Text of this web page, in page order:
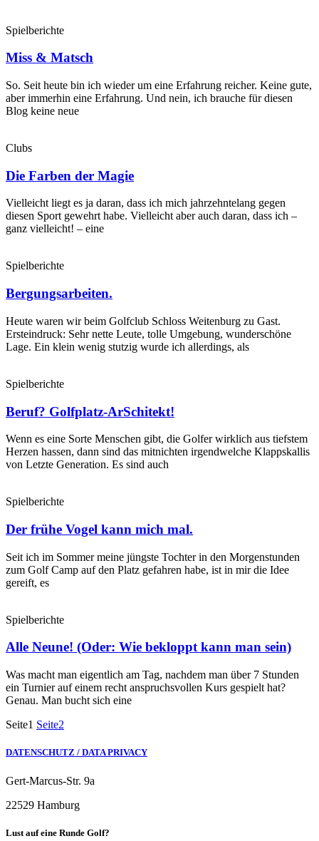
Spielberichte
Miss & Matsch
So. Seit heute bin ich wieder um eine Erfahrung reicher. Keine gute,
aber immerhin eine Erfahrung. Und nein, ich brauche für diesen
Blog keine neue
Clubs
Die Farben der Magie
Vielleicht liegt es ja daran, dass ich mich jahrzehntelang gegen
diesen Sport gewehrt habe. Vielleicht aber auch daran, dass ich –
ganz vielleicht! – eine
Spielberichte
Bergungsarbeiten.
Heute waren wir beim Golfclub Schloss Weitenburg zu Gast.
Ersteindruck: Sehr nette Leute, tolle Umgebung, wunderschöne
Lage. Ein klein wenig stutzig wurde ich allerdings, als
Spielberichte
Beruf? Golfplatz-ArSchitekt!
Wenn es eine Sorte Menschen gibt, die Golfer wirklich aus tiefstem
Herzen hassen, dann sind das mitnichten irgendwelche Klappskallis
von Letzte Generation. Es sind auch
Spielberichte
Der frühe Vogel kann mich mal.
Seit ich im Sommer meine jüngste Tochter in den Morgenstunden
zum Golf Camp auf den Platz gefahren habe, ist in mir die Idee
gereift, es
Spielberichte
Alle Neune! (Oder: Wie bekloppt kann man sein)
Was macht man eigentlich am Tag, nachdem man über 7 Stunden
ein Turnier auf einem recht anspruchsvollen Kurs gespielt hat?
Genau. Man bucht sich eine
Seite1 Seite2
DATENSCHUTZ / DATA PRIVACY
Gert-Marcus-Str. 9a
22529 Hamburg
Lust auf eine Runde Golf?